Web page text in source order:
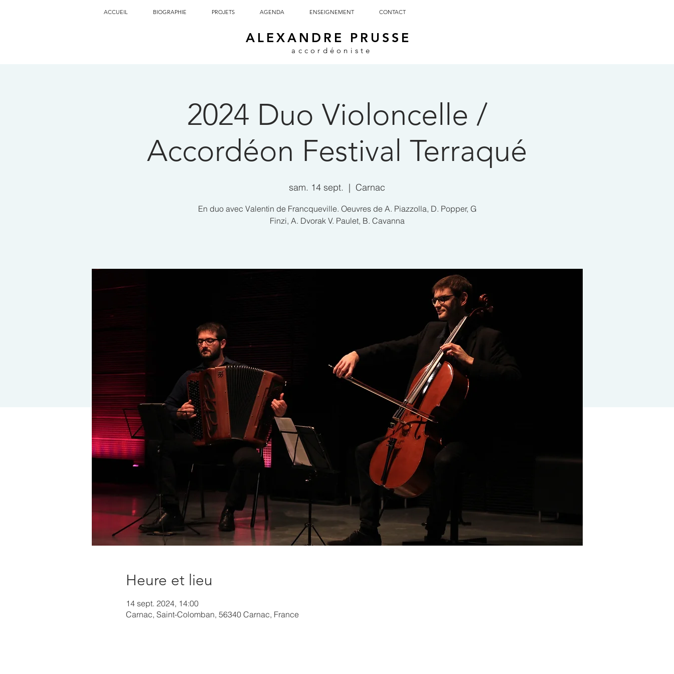
ACCUEIL BIOGRAPHIE PROJETS AGENDA ENSEIGNEMENT CONTACT
ALEXANDRE PRUSSE
accordéoniste
2024 Duo Violoncelle /
Accordéon Festival Terraqué
sam. 14 sept.
  |
Carnac
En duo avec Valentin de Francqueville. Oeuvres de A. Piazzolla, D. Popper, G
Finzi, A. Dvorak V. Paulet, B. Cavanna
Heure et lieu
14 sept. 2024, 14:00
Carnac, Saint-Colomban, 56340 Carnac, France